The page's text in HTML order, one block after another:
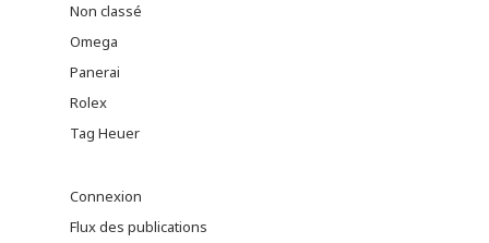
Non classé
Omega
Panerai
Rolex
Tag Heuer
Connexion
Flux des publications